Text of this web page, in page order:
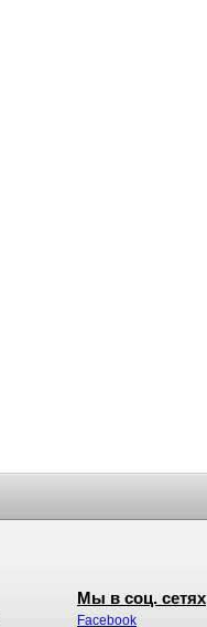
Мы в соц. сетях
Facebook